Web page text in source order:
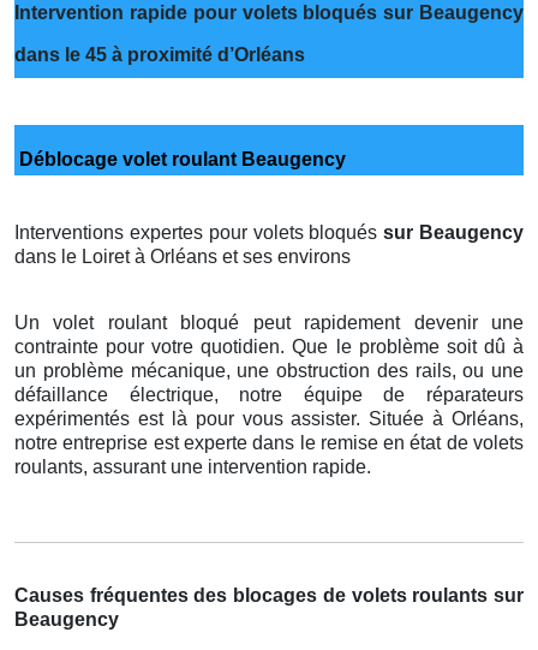
Intervention rapide pour volets bloqués sur Beaugency
dans le 45 à proximité d’Orléans
Déblocage volet roulant Beaugency
Interventions expertes pour volets bloquéssur Beaugency
dans le Loiret à Orléans et ses environs
Un volet roulant bloqué peut rapidement devenir une
contrainte pour votre quotidien. Que le problème soit dû à
un problème mécanique, une obstruction des rails, ou une
défaillance électrique, notre équipe de réparateurs
expérimentés est là pour vous assister. Située à Orléans,
notre entreprise est experte dans le remise en état de volets
roulants, assurant une intervention rapide.
Causes fréquentes des blocages de volets roulants sur
Beaugency